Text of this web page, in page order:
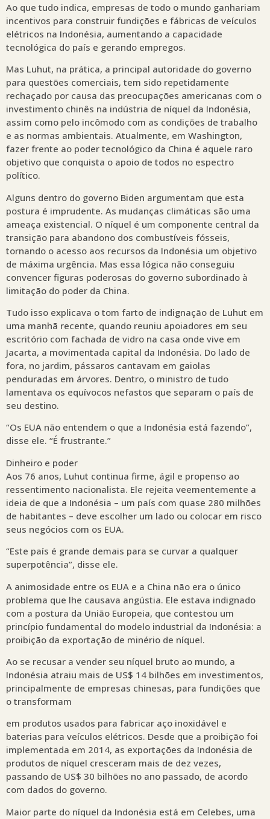
Ao que tudo indica, empresas de todo o mundo ganhariam
incentivos para construir fundições e fábricas de veículos
elétricos na Indonésia, aumentando a capacidade
tecnológica do país e gerando empregos.
Mas Luhut, na prática, a principal autoridade do governo
para questões comerciais, tem sido repetidamente
rechaçado por causa das preocupações americanas com o
investimento chinês na indústria de níquel da Indonésia,
assim como pelo incômodo com as condições de trabalho
e as normas ambientais. Atualmente, em Washington,
fazer frente ao poder tecnológico da China é aquele raro
objetivo que conquista o apoio de todos no espectro
político.
Alguns dentro do governo Biden argumentam que esta
postura é imprudente. As mudanças climáticas são uma
ameaça existencial. O níquel é um componente central da
transição para abandono dos combustíveis fósseis,
tornando o acesso aos recursos da Indonésia um objetivo
de máxima urgência. Mas essa lógica não conseguiu
convencer figuras poderosas do governo subordinado à
limitação do poder da China.
Tudo isso explicava o tom farto de indignação de Luhut em
uma manhã recente, quando reuniu apoiadores em seu
escritório com fachada de vidro na casa onde vive em
Jacarta, a movimentada capital da Indonésia. Do lado de
fora, no jardim, pássaros cantavam em gaiolas
penduradas em árvores. Dentro, o ministro de tudo
lamentava os equívocos nefastos que separam o país de
seu destino.
“Os EUA não entendem o que a Indonésia está fazendo”,
disse ele. “É frustrante.”
Dinheiro e poder
Aos 76 anos, Luhut continua firme, ágil e propenso ao
ressentimento nacionalista. Ele rejeita veementemente a
ideia de que a Indonésia – um país com quase 280 milhões
de habitantes – deve escolher um lado ou colocar em risco
seus negócios com os EUA.
“Este país é grande demais para se curvar a qualquer
superpotência”, disse ele.
A animosidade entre os EUA e a China não era o único
problema que lhe causava angústia. Ele estava indignado
com a postura da União Europeia, que contestou um
princípio fundamental do modelo industrial da Indonésia: a
proibição da exportação de minério de níquel.
Ao se recusar a vender seu níquel bruto ao mundo, a
Indonésia atraiu mais de US$ 14 bilhões em investimentos,
principalmente de empresas chinesas, para fundições que
o transformam
em produtos usados para fabricar aço inoxidável e
baterias para veículos elétricos. Desde que a proibição foi
implementada em 2014, as exportações da Indonésia de
produtos de níquel cresceram mais de dez vezes,
passando de US$ 30 bilhões no ano passado, de acordo
com dados do governo.
Maior parte do níquel da Indonésia está em Celebes, uma